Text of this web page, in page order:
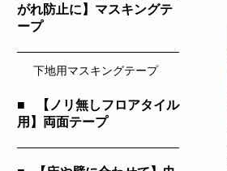
がれ防止に】マスキングテ
ープ
下地用マスキングテープ
■
【ノリ無しフロアタイル
用】両面テープ